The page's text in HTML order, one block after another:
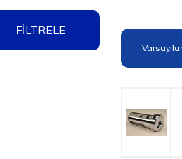
FİLTRELE